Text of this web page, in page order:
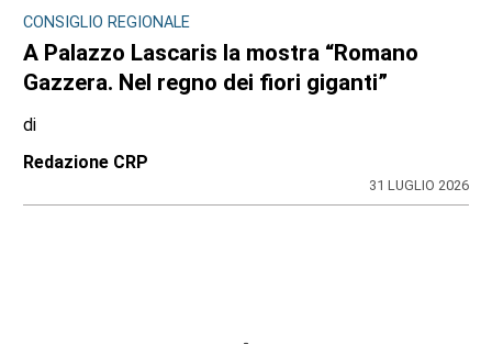
CONSIGLIO REGIONALE
A Palazzo Lascaris la mostra “Romano
Gazzera. Nel regno dei fiori giganti”
di
Redazione CRP
31 LUGLIO 2026